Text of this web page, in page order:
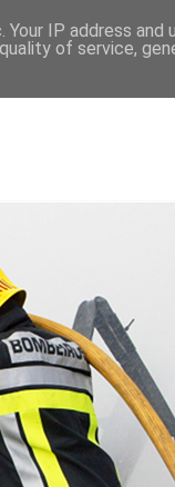
IP address and
of service,